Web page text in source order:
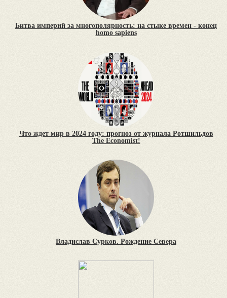
Битва империй за многополярность: на стыке времен - конец
homo sapiens
Что ждет мир в 2024 году: прогноз от журнала Ротшильдов
The Economist!
Владислав Сурков. Рождение Севера